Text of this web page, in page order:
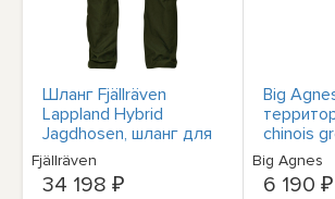
Шланг Fjällräven
Lappland Hybrid
Jagdhosen, шланг для
наружного
использования Herren
Fjällräven
34 198 ₽
Big
chinois
Big Agnes
6 190 ₽